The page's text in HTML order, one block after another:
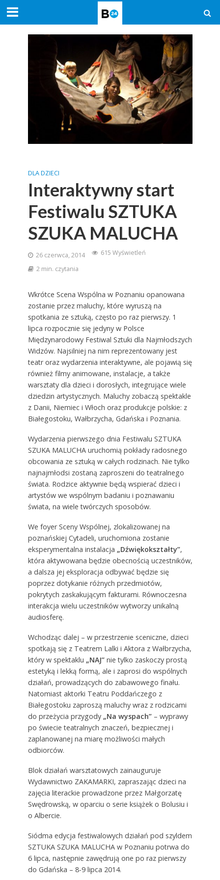
DLA DZIECI
Interaktywny start
Festiwalu SZTUKA
SZUKA MALUCHA
26 czerwca, 2014
615 Wyświetleń
2 min. czytania
Wkrótce Scena Wspólna w Poznaniu opanowana
zostanie przez maluchy, które wyruszą na
spotkania ze sztuką, często po raz pierwszy. 1
lipca rozpocznie się jedyny w Polsce
Międzynarodowy Festiwal Sztuki dla Najmłodszych
Widzów. Najsilniej na nim reprezentowany jest
teatr oraz wydarzenia interaktywne, ale pojawią się
również filmy animowane, instalacje, a także
warsztaty dla dzieci i dorosłych, integrujące wiele
dziedzin artystycznych. Maluchy zobaczą spektakle
z Danii, Niemiec i Włoch oraz produkcje polskie: z
Białegostoku, Wałbrzycha, Gdańska i Poznania.
Wydarzenia pierwszego dnia Festiwalu SZTUKA
SZUKA MALUCHA uruchomią pokłady radosnego
obcowania ze sztuką w całych rodzinach. Nie tylko
najnajmłodsi zostaną zaproszeni do teatralnego
świata. Rodzice aktywnie będą wspierać dzieci i
artystów we wspólnym badaniu i poznawaniu
świata, na wiele twórczych sposobów.
We foyer Sceny Wspólnej, zlokalizowanej na
poznańskiej Cytadeli, uruchomiona zostanie
eksperymentalna instalacja „Dźwiękokształty”,
która aktywowana będzie obecnością uczestników,
a dalsza jej eksploracja odbywać będzie się
poprzez dotykanie różnych przedmiotów,
pokrytych zaskakującym fakturami. Równoczesna
interakcja wielu uczestników wytworzy unikalną
audiosferę.
Wchodząc dalej – w przestrzenie sceniczne, dzieci
spotkają się z Teatrem Lalki i Aktora z Wałbrzycha,
który w spektaklu „NAJ”nie tylko zaskoczy prostą
estetyką i lekką formą, ale i zaprosi do wspólnych
działań, prowadzących do zabawowego finału.
Natomiast aktorki Teatru Poddańczego z
Białegostoku zaproszą maluchy wraz z rodzicami
do przeżycia przygody „Na wyspach”– wyprawy
po świecie teatralnych znaczeń, bezpiecznej i
zaplanowanej na miarę możliwości małych
odbiorców.
Blok działań warsztatowych zainauguruje
Wydawnictwo ZAKAMARKI, zapraszając dzieci na
zajęcia literackie prowadzone przez Małgorzatę
Swędrowską, w oparciu o serie książek o Bolusiu i
o Albercie.
Siódma edycja festiwalowych działań pod szyldem
SZTUKA SZUKA MALUCHA w Poznaniu potrwa do
6 lipca, następnie zawędrują one po raz pierwszy
do Gdańska – 8-9 lipca 2014.